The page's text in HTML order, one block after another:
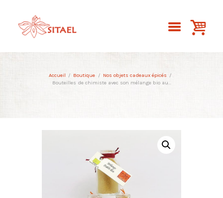
Accueil Boutique
Nos objets cadeaux épicés
Bouteilles de chimiste avec son mélange bio au...